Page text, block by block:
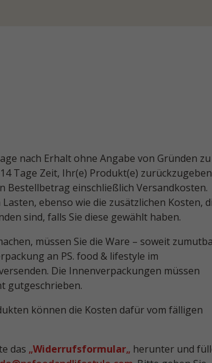
nach Erhalt ohne Angabe von Gründen zu
Tage Zeit, Ihr(e) Produkt(e)
Bestellbetrag einschließlich Versandkosten.
ebenso wie die zusätzlichen Kosten,
sind, falls Sie diese gewählt haben.
müssen Sie die Ware – soweit
an PS. food & lifestyle im
Die Innenverpackungen müssen
gutgeschrieben.
können die Kosten dafür vom fälligen
das „Widerrufsformular„ herunter und